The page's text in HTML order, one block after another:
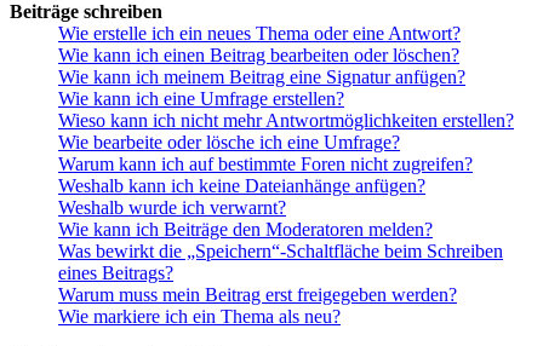
Beiträge schreiben
Wie erstelle ich ein neues Thema oder eine Antwort?
Wie kann ich einen Beitrag bearbeiten oder löschen?
Wie kann ich meinem Beitrag eine Signatur anfügen?
Wie kann ich eine Umfrage erstellen?
Wieso kann ich nicht mehr Antwortmöglichkeiten erstellen?
Wie bearbeite oder lösche ich eine Umfrage?
Warum kann ich auf bestimmte Foren nicht zugreifen?
Weshalb kann ich keine Dateianhänge anfügen?
Weshalb wurde ich verwarnt?
Wie kann ich Beiträge den Moderatoren melden?
Was bewirkt die „Speichern“-Schaltfläche beim Schreiben
eines Beitrags?
Warum muss mein Beitrag erst freigegeben werden?
Wie markiere ich ein Thema als neu?